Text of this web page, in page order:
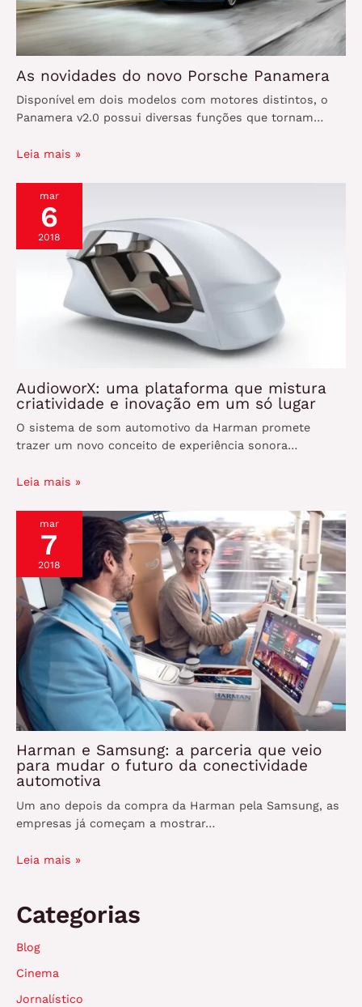
As novidades do novo Porsche Panamera
Disponível em dois modelos com motores distintos, o
Panamera v2.0 possui diversas funções que tornam…
Leia mais »
mar
6
2018
AudioworX: uma plataforma que mistura
criatividade e inovação em um só lugar
O sistema de som automotivo da Harman promete
trazer um novo conceito de experiência sonora…
Leia mais »
mar
7
2018
Harman e Samsung: a parceria que veio
para mudar o futuro da conectividade
automotiva
Um ano depois da compra da Harman pela Samsung, as
empresas já começam a mostrar…
Leia mais »
Categorias
Blog
Cinema
Jornalístico